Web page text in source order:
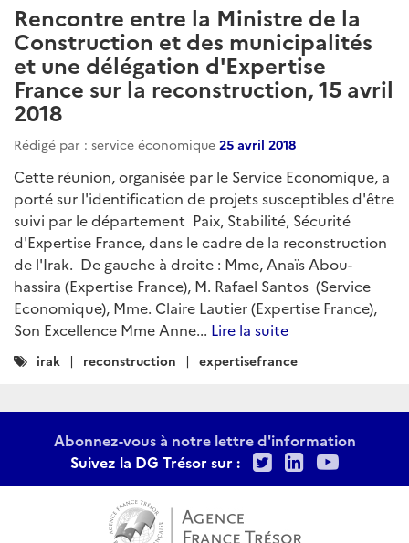
Rencontre entre la Ministre de la
Construction et des municipalités
et une délégation d'Expertise
France sur la reconstruction, 15 avril
2018
Rédigé par : service économique 25 avril 2018
Cette réunion, organisée par le Service Economique, a
porté sur l'identification de projets susceptibles d'être
suivi par le département Paix, Stabilité, Sécurité
d'Expertise France, dans le cadre de la reconstruction
de l'Irak. De gauche à droite : Mme, Anaïs Abou-
hassira (Expertise France), M. Rafael Santos (Service
Economique), Mme. Claire Lautier (Expertise France),
Son Excellence Mme Anne... Lire la suite
Catégories
irak reconstruction expertisefrance
Abonnez-vous à notre lettre d'information
Suivez la DG Trésor sur :
TwitterLinkedIn